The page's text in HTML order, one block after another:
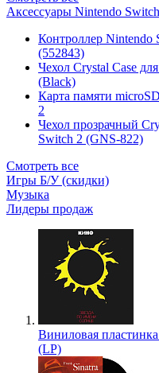
Аксессуары Nintendo
Контроллер Nintendo
(552843)
Чехол Сrystal Сase
(Black)
Карта памяти
2
Чехол прозрачный
Switch 2 (GNS-822)
Смотреть все
Игры Б/У (скидки)
Музыка
Лидеры продаж
Виниловая
(LP)